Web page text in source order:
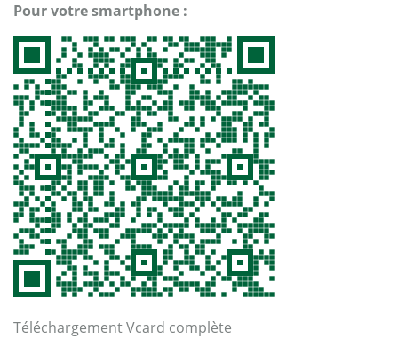
Pour votre smartphone :
Téléchargement Vcard complète